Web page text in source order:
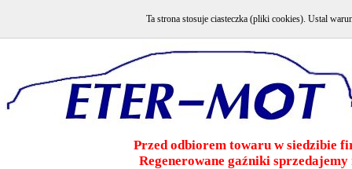
Przed odbiorem towaru w siedzibie
Regenerowane gaźniki
Ta strona stosuje ciasteczka (pliki cookies). Ustal